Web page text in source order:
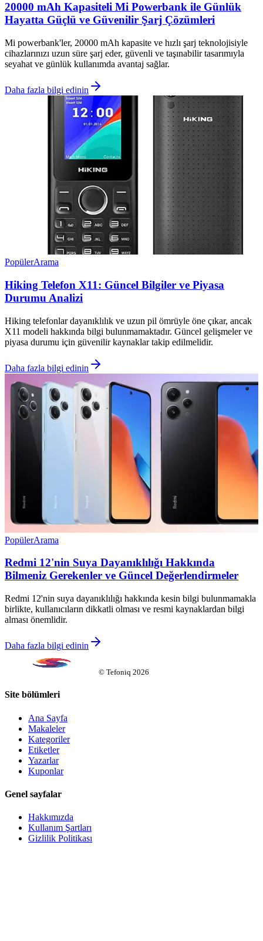
20000 mAh Kapasiteli Mi Powerbank ile Günlük
Hayatta Güçlü ve Güvenilir Şarj Çözümleri
Mi powerbank'ler, 20000 mAh kapasite ve hızlı şarj teknolojisiyle
cihazlarınızı uzun süre şarj eder, güvenli ve taşınabilir tasarımıyla
seyahat ve günlük kullanımda avantaj sağlar.
Daha fazla bilgi edinin
PopülerArama
Hiking Telefon X11: Güncel Bilgiler ve Piyasa
Durumu Analizi
Hiking telefonlar dayanıklılık ve uzun pil ömrüyle öne çıkar, ancak
X11 modeli hakkında bilgi bulunmamaktadır. Güncel gelişmeler ve
piyasa durumu için güvenilir kaynaklar takip edilmelidir.
Daha fazla bilgi edinin
PopülerArama
Redmi 12'nin Suya Dayanıklılığı Hakkında
Bilmeniz Gerekenler ve Güncel Değerlendirmeler
Redmi 12'nin suya dayanıklılığı hakkında kesin bilgi bulunmamakla
birlikte, kullanıcıların dikkatli olması ve resmi kaynaklardan bilgi
alması önemlidir.
Daha fazla bilgi edinin
© Tefoniq 2026
Site bölümleri
Ana Sayfa
Makaleler
Kategoriler
Etiketler
Yazarlar
Kuponlar
Genel sayfalar
Hakkımızda
Kullanım Şartları
Gizlilik Politikası